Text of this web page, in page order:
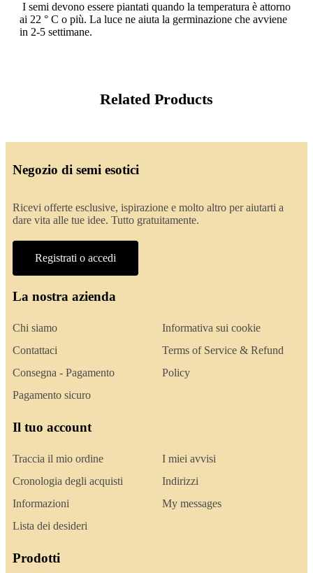
I semi devono essere piantati quando la temperatura è attorno
ai 22 ° C o più. La luce ne aiuta la germinazione che avviene
in 2-5 settimane.
Related Products
Negozio di semi esotici
Ricevi offerte esclusive, ispirazione e molto altro per aiutarti a
dare vita alle tue idee. Tutto gratuitamente.
Registrati o accedi
La nostra azienda
Chi siamo
Contattaci
Consegna - Pagamento
Pagamento sicuro
Informativa sui cookie
Terms of Service & Refund
Policy
Il tuo account
Traccia il mio ordine
Cronologia degli acquisti
Informazioni
Lista dei desideri
I miei avvisi
Indirizzi
My messages
Prodotti